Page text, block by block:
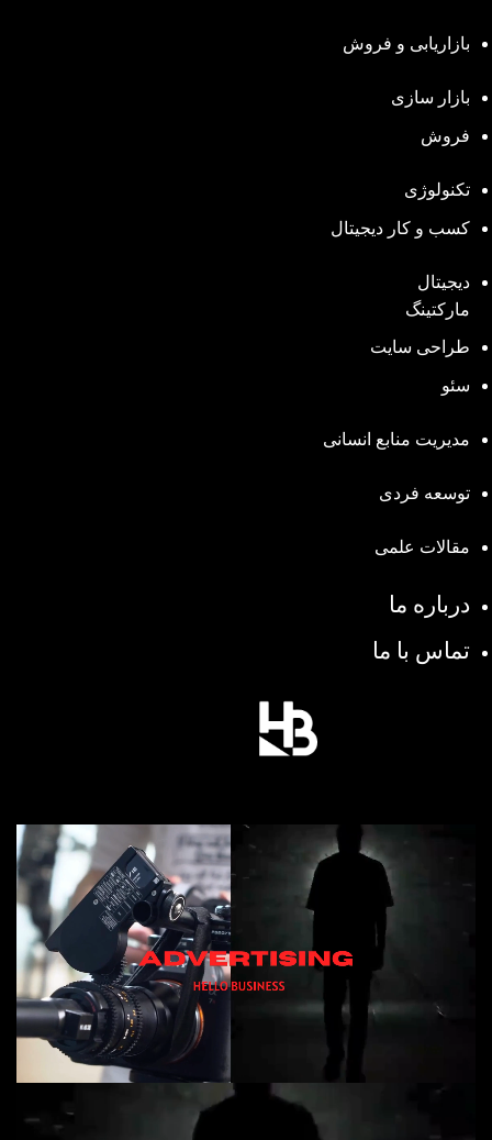
بازاریابی و فروش
بازار سازی
فروش
تکنولوژی
کسب و کار دیجیتال
دیجیتال
مارکتینگ
طراحی سایت
سئو
مدیریت منابع انسانی
توسعه فردی
مقالات علمی
درباره ما
تماس با ما